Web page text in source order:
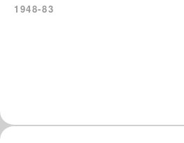
1948-83